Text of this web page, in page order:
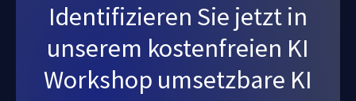
Identifizieren Sie jetzt in
unserem kostenfreien KI
Workshop umsetzbare KI